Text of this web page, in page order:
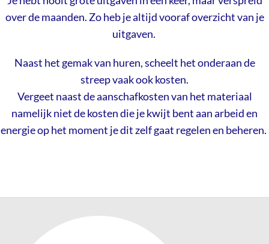
over de maanden. Zo heb je altijd vooraf overzicht van je
uitgaven.
Naast het gemak van huren, scheelt het onderaan de
streep vaak ook kosten.
Vergeet naast de aanschafkosten van het materiaal
namelijk niet de kosten die je kwijt bent aan arbeid en
energie op het moment je dit zelf gaat regelen en beheren.